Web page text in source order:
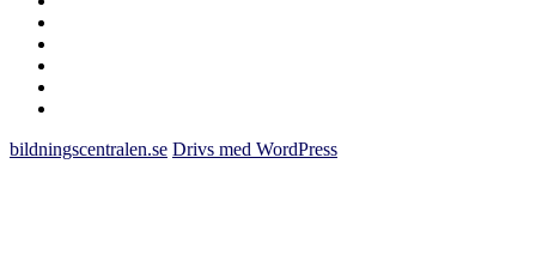
bildningscentralen.se Drivs med WordPress